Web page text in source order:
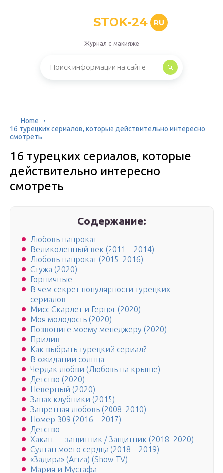
STOK-24 RU
Журнал о макияже
Home
16 турецких сериалов, которые действительно интересно
смотреть
16 турецких сериалов, которые
действительно интересно
смотреть
Содержание:
Любовь напрокат
Великолепный век (2011 – 2014)
Любовь напрокат (2015–2016)
Стужа (2020)
Горничные
В чем секрет популярности турецких
сериалов
Мисс Скарлет и Герцог (2020)
Моя молодость (2020)
Позвоните моему менеджеру (2020)
Прилив
Как выбрать турецкий сериал?
В ожидании солнца
Чердак любви (Любовь на крыше)
Детство (2020)
Неверный (2020)
Запах клубники (2015)
Запретная любовь (2008–2010)
Номер 309 (2016 – 2017)
Детство
Хакан — защитник / Защитник (2018–2020)
Султан моего сердца (2018 – 2019)
«Задира» (Arıza) (Show TV)
Мария и Мустафа